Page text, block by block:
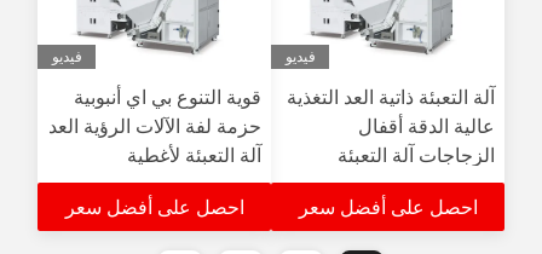
فيديو
آلة التعبئة ذاتية العد التغذية
عالية الدقة أقفال
الزجاجات آلة التعبئة
احصل على أفضل سعر
فيديو
قوية التنوع بي اي أنبوبية
حزمة لفة الآلات الرؤية العد
آلة التعبئة لأغطية
الزجاجات
احصل على أفضل سعر